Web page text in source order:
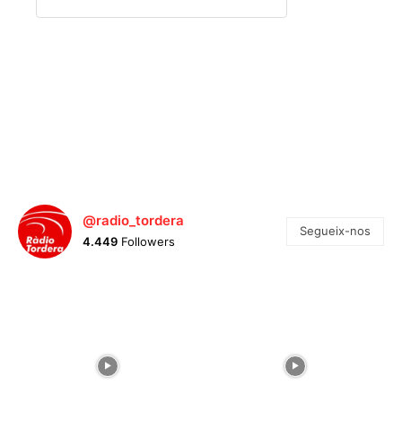
@radio_tordera
4.449 Followers
Segueix-nos